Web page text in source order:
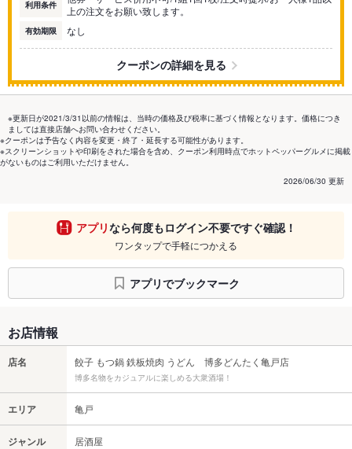
利用条件
上の注文をお願い致します。
有効期限 なし
クーポンの詳細を見る
※更新日が2021/3/31以前の情報は、当時の価格及び税率に基づく情報となります。価格につき
ましては直接店舗へお問い合わせください。
※クーポンは予告なく内容を変更・終了・延長する可能性があります。
※スクリーンショットや印刷をされた場合を含め、クーポン利用時点でホットペッパーグルメに掲載
がないものはご利用いただけません。
2026/06/30 更新
アプリなら何度もログイン不要ですぐ確認！
ワンタップで手軽につかえる
アプリでブックマーク
お店情報
店名 餃子 もつ鍋 鉄板焼肉 うどん 博多どんたく亀戸店
博多名物をカジュアルに楽しめる大衆酒場！
エリア 亀戸
ジャンル 居酒屋